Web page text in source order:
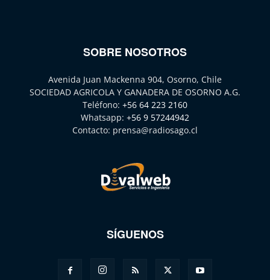
SOBRE NOSOTROS
Avenida Juan Mackenna 904, Osorno, Chile
SOCIEDAD AGRICOLA Y GANADERA DE OSORNO A.G.
Teléfono: +56 64 223 2160
Whatsapp: +56 9 57244942
Contacto: prensa@radiosago.cl
SÍGUENOS